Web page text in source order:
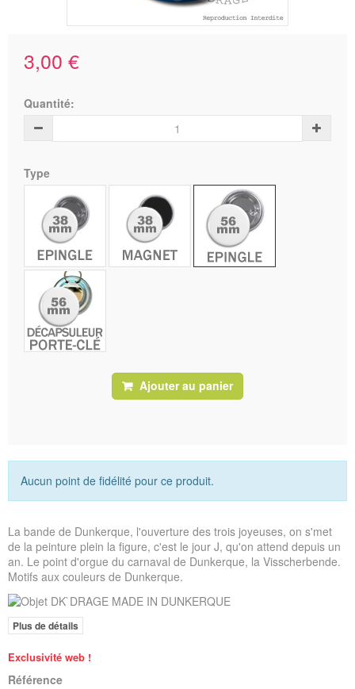
3,00 €
Quantité:
Type
Ajouter au panier
Aucun point de fidélité pour ce produit.
La bande de Dunkerque, l'ouverture des trois joyeuses, on s'met
de la peinture plein la figure, c'est le jour J, qu'on attend depuis un
an. Le point d'orgue du carnaval de Dunkerque, la Visscherbende.
Motifs aux couleurs de Dunkerque.
Plus de détails
Exclusivité web !
Référence